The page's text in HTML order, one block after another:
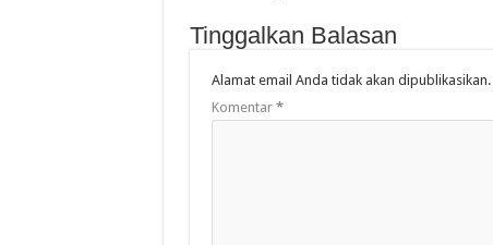
Tinggalkan Balasan
Alamat email Anda tidak akan dipublikasikan.
Komentar *